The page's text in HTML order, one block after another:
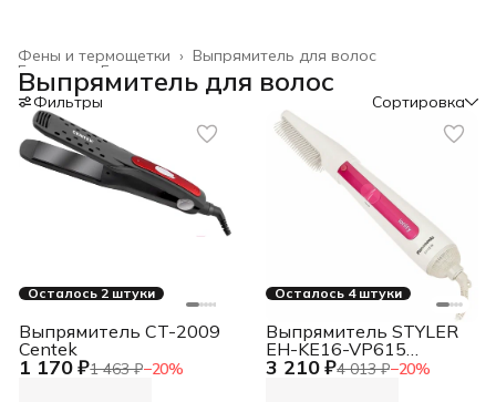
Выпрямитель для волос
Фены и термощетки ›
Бытовая техника
Главная
Выпрямитель для волос
Фильтры Сортировка
Осталось 2 штуки
1 170 ₽1 463 ₽−20%
Выпрямитель CT-2009
Centek
Осталось 4 штуки
3 210 ₽4 013 ₽−20%
Выпрямитель STYLER
EH-KE16-VP615
PANASONIC